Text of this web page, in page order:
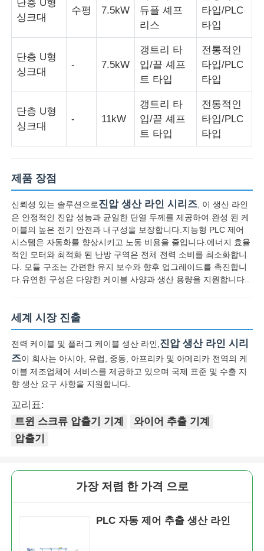
단층 U형
싱크대
수평 7.5kW
듀플 셰프
리스
타입/PLC
타입
단층 U형
싱크대
- 7.5kW
갱트리 타
입/끝 셰프
트 타입
전통적인
타입/PLC
타입
단층 U형
싱크대
- 11kW
갱트리 타
입/끝 셰프
트 타입
전통적인
타입/PLC
타입
제품 장점
신뢰성 있는 솔루션으로진압 생산 라인 시리즈 , 이 생산 라인
은 안정적인 진압 성능과 균일한 단열 두께를 제공하여 완성 된 케
이블의 높은 전기 안전과 내구성을 보장합니다.지능형 PLC 제어
시스템은 자동화를 향상시키고 노동 비용을 줄입니다.에너지 효율
적인 모터와 최적화 된 난방 구역은 전체 전력 소비를 최소화합니
다. 모듈 구조는 간편한 유지 보수와 향후 업그레이드를 촉진합니
다.유연한 구성은 다양한 케이블 사양과 생산 용량을 지원합니다..
세계 시장 진출
전력 케이블 및 플러그 케이블 생산 라인, 진압 생산 라인 시리
즈이 회사는 아시아, 유럽, 중동, 아프리카 및 아메리카 전역의 케
이블 제조업체에 서비스를 제공하고 있으며 국제 표준 및 수출 지
향 생산 요구 사항을 지원합니다.
꼬리표:
트윈 스크류 압출기 기계
와이어 추출 기계
압출기
가장 저렴 한 가격 으로
PLC 자동 제어 추출 생산 라인